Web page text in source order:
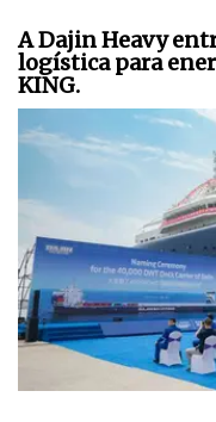
A Dajin Heavy
logística para
KING.